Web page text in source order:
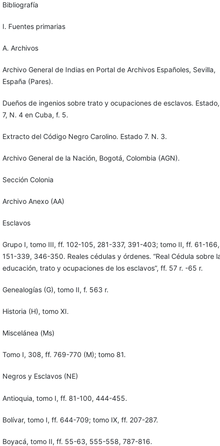
Bibliografía
I. Fuentes primarias
A. Archivos
Archivo General de Indias en Portal de Archivos Españoles, Sevilla,
España (Pares).
Dueños de ingenios sobre trato y ocupaciones de esclavos. Estado,
7, N. 4 en Cuba, f. 5.
Extracto del Código Negro Carolino. Estado 7. N. 3.
Archivo General de la Nación, Bogotá, Colombia (AGN).
Sección Colonia
Archivo Anexo (AA)
Esclavos
Grupo I, tomo III, ff. 102-105, 281-337, 391-403; tomo II, ff. 61-166,
151-339, 346-350. Reales cédulas y órdenes. “Real Cédula sobre
educación, trato y ocupaciones de los esclavos”, ff. 57 r. -65 r.
Genealogías (G), tomo II, f. 563 r.
Historia (H), tomo XI.
Miscelánea (Ms)
Tomo I, 308, ff. 769-770 (M); tomo 81.
Negros y Esclavos (NE)
Antioquia, tomo I, ff. 81-100, 444-455.
Bolívar, tomo I, ff. 644-709; tomo IX, ff. 207-287.
Boyacá, tomo II, ff. 55-63, 555-558, 787-816.